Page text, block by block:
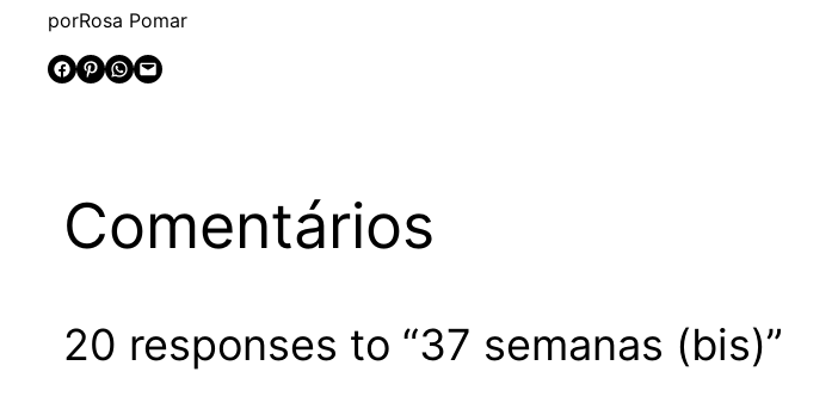
porRosa Pomar
Share on Facebook
Share on Pinterest Share on WhatsApp Email this Page
Comentários
20 responses to “37 semanas (bis)”